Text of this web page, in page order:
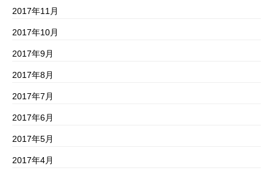
2017年11月
2017年10月
2017年9月
2017年8月
2017年7月
2017年6月
2017年5月
2017年4月